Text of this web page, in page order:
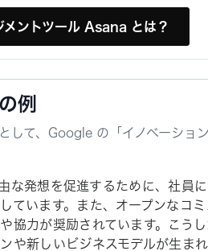
メントツール Asana とは？
例
して、Google の「イノベーショ
な発想を促進するために、社員
ています。また、オープンなコ
協力が奨励されています。こう
や新しいビジネスモデルが生ま